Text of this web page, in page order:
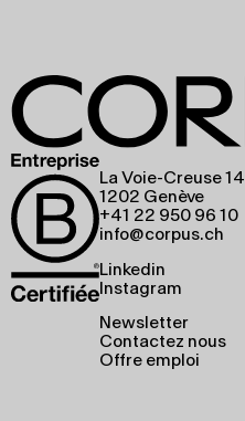
La Voie-Creuse 14
1202 Genève
+41 22 950 96 10
info@corpus.ch
Linkedin
Instagram
Newsletter
Contactez nous
Offre emploi